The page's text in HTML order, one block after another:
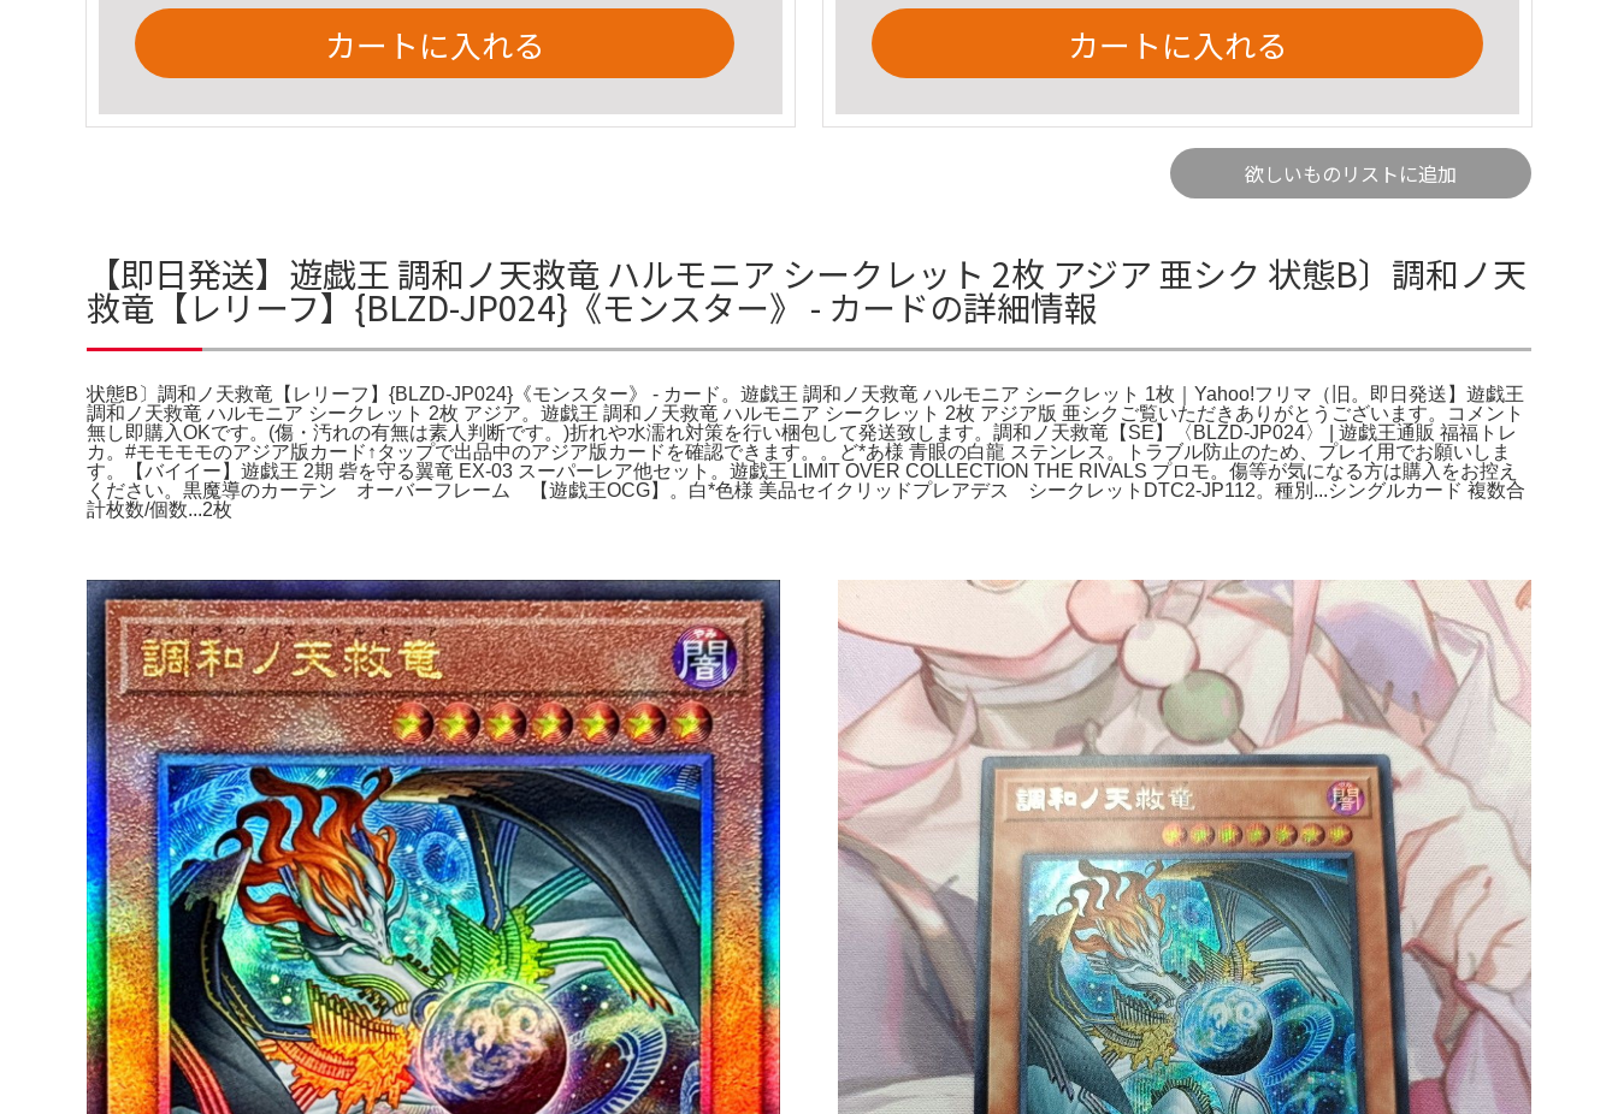
カートに入れる カートに入れる
欲しいものリストに追加
【即日発送】遊戯王 調和ノ天救竜 ハルモニア シークレット 2枚 アジア 亜シク 状態B〕調和ノ天
救竜【レリーフ】{BLZD-JP024}《モンスター》 - カードの詳細情報
状態B〕調和ノ天救竜【レリーフ】{BLZD-JP024}《モンスター》 - カード。遊戯王 調和ノ天救竜 ハルモニア シークレット 1枚｜Yahoo!フリマ（旧。即日発送】遊戯王
調和ノ天救竜 ハルモニア シークレット 2枚 アジア。遊戯王 調和ノ天救竜 ハルモニア シークレット 2枚 アジア版 亜シクご覧いただきありがとうございます。コメント
無し即購入OKです。(傷・汚れの有無は素人判断です。)折れや水濡れ対策を行い梱包して発送致します。調和ノ天救竜【SE】〈BLZD-JP024〉 | 遊戯王通販 福福トレ
カ。#モモモモのアジア版カード↑タップで出品中のアジア版カードを確認できます。。ど*あ様 青眼の白龍 ステンレス。トラブル防止のため、プレイ用でお願いしま
す。【バイイー】遊戯王 2期 砦を守る翼竜 EX-03 スーパーレア他セット。遊戯王 LIMIT OVER COLLECTION THE RIVALS プロモ。傷等が気になる方は購入をお控え
ください。黒魔導のカーテン オーバーフレーム 【遊戯王OCG】。白*色様 美品セイクリッドプレアデス シークレットDTC2-JP112。種別...シングルカード 複数合
計枚数/個数...2枚